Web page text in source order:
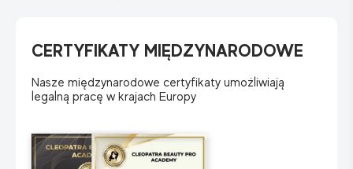
CERTYFIKATY MIĘDZYNARODOWE
Nasze międzynarodowe certyfikaty umożliwiają
legalną pracę w krajach Europy